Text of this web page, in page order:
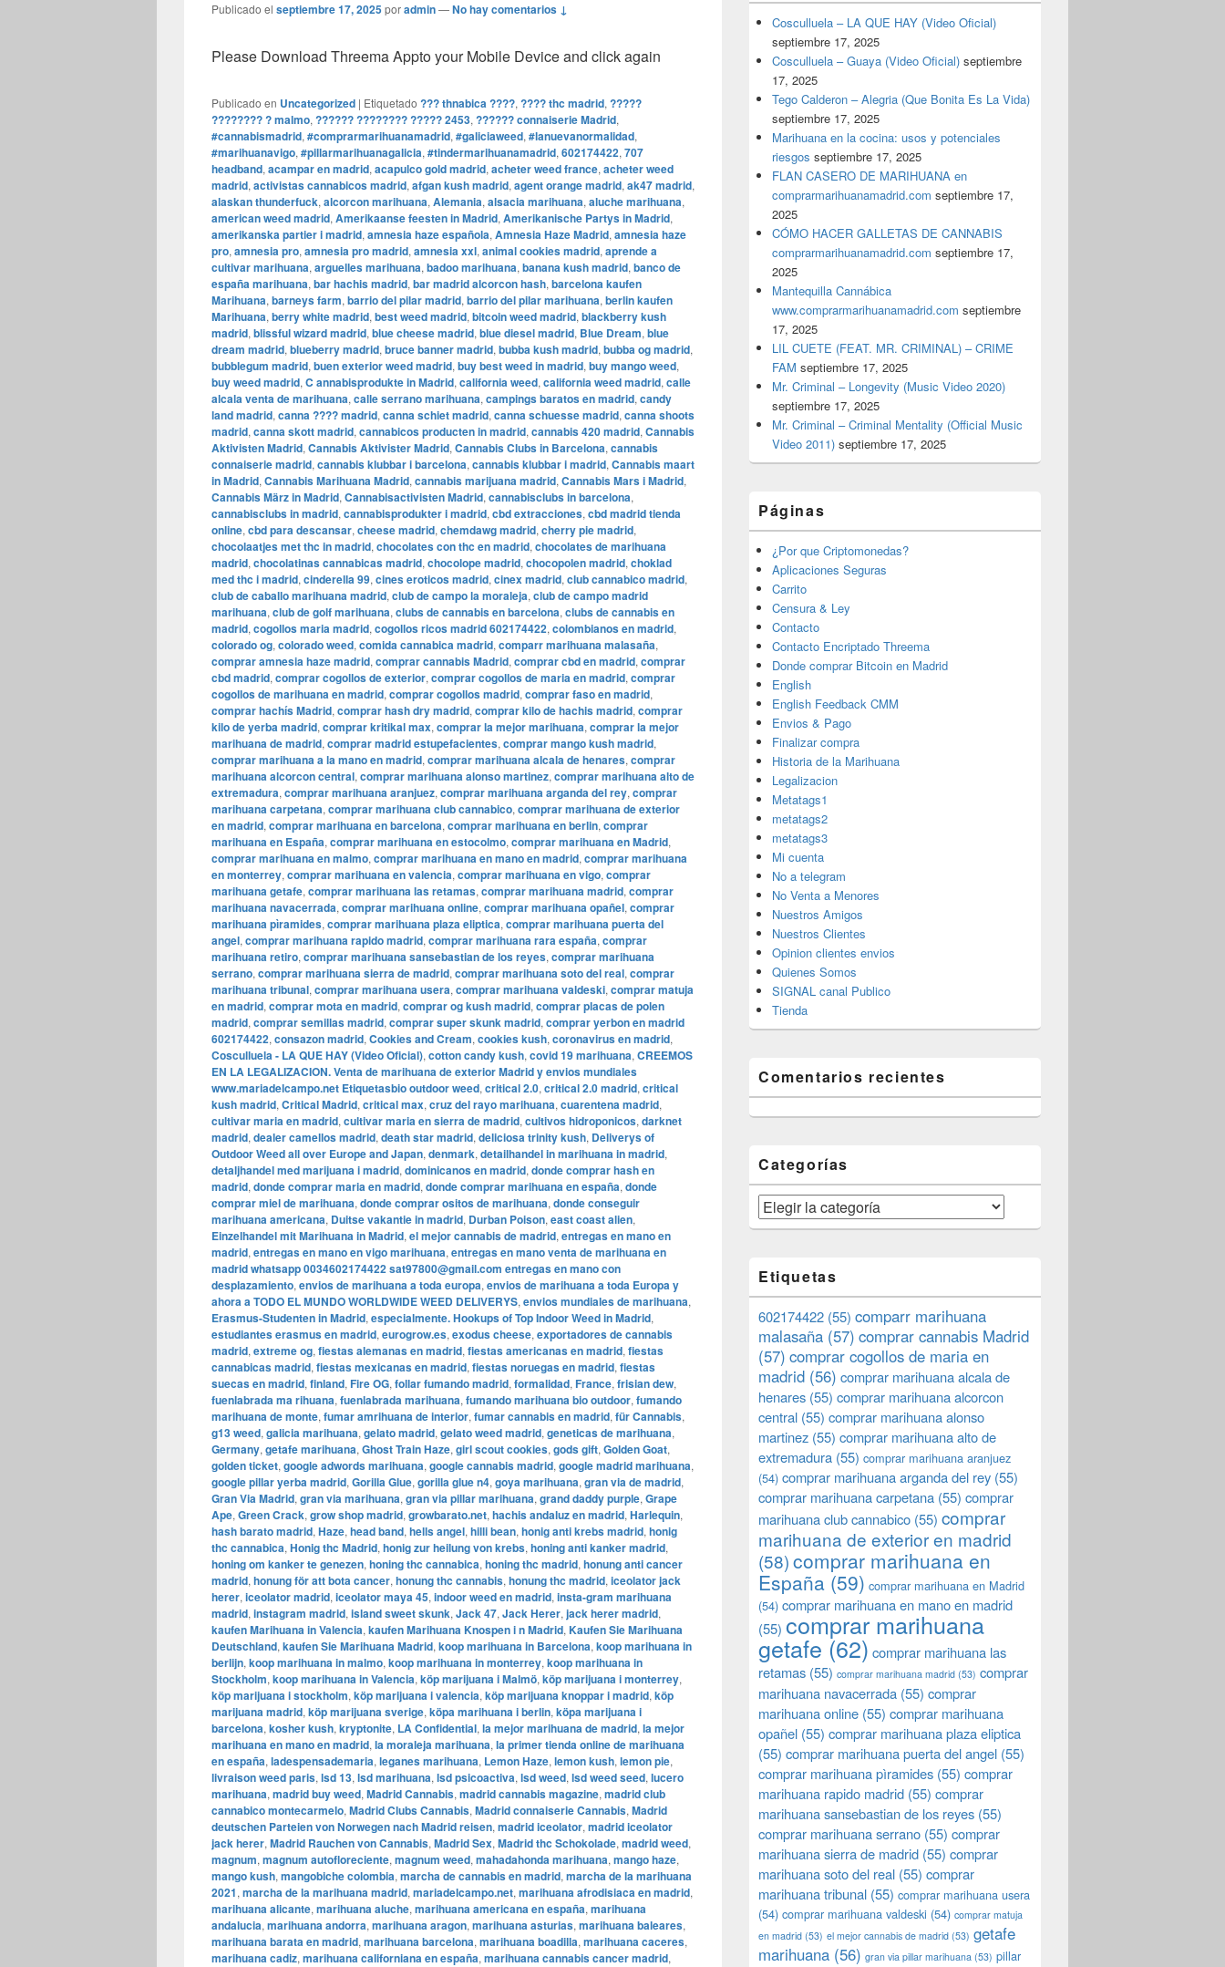
Publicado el septiembre 17, 2025poradmin—No hay comentarios ↓
Please Download Threema Appto your Mobile Device and click again
Publicado en Uncategorized | Etiquetado ??? thnabica ????, ???? thc madrid, ?????
???????? ? malmo, ?????? ???????? ????? 2453, ?????? connaiserie Madrid,
#cannabismadrid, #comprarmarihuanamadrid, #galiciaweed, #lanuevanormalidad,
#marihuanavigo, #pillarmarihuanagalicia, #tindermarihuanamadrid, 602174422, 707
headband, acampar en madrid, acapulco gold madrid, acheter weed france, acheter weed
madrid, activistas cannabicos madrid, afgan kush madrid, agent orange madrid, ak47 madrid,
alaskan thunderfuck, alcorcon marihuana, Alemania, alsacia marihuana, aluche marihuana,
american weed madrid, Amerikaanse feesten in Madrid, Amerikanische Partys in Madrid,
amerikanska partier i madrid, amnesia haze española, Amnesia Haze Madrid, amnesia haze
pro, amnesia pro, amnesia pro madrid, amnesia xxl, animal cookies madrid, aprende a
cultivar marihuana, arguelles marihuana, badoo marihuana, banana kush madrid, banco de
españa marihuana, bar hachis madrid, bar madrid alcorcon hash, barcelona kaufen
Marihuana, barneys farm, barrio del pilar madrid, barrio del pilar marihuana, berlin kaufen
Marihuana, berry white madrid, best weed madrid, bitcoin weed madrid, blackberry kush
madrid, blissful wizard madrid, blue cheese madrid, blue diesel madrid, Blue Dream, blue
dream madrid, blueberry madrid, bruce banner madrid, bubba kush madrid, bubba og madrid,
bubblegum madrid, buen exterior weed madrid, buy best weed in madrid, buy mango weed,
buy weed madrid, C annabisprodukte in Madrid, california weed, california weed madrid, calle
alcala venta de marihuana, calle serrano marihuana, campings baratos en madrid, candy
land madrid, canna ???? madrid, canna schiet madrid, canna schuesse madrid, canna shoots
madrid, canna skott madrid, cannabicos producten in madrid, cannabis 420 madrid, Cannabis
Aktivisten Madrid, Cannabis Aktivister Madrid, Cannabis Clubs in Barcelona, cannabis
connaiserie madrid, cannabis klubbar i barcelona, cannabis klubbar i madrid, Cannabis maart
in Madrid, Cannabis Marihuana Madrid, cannabis marijuana madrid, Cannabis Mars i Madrid,
Cannabis März in Madrid, Cannabisactivisten Madrid, cannabisclubs in barcelona,
cannabisclubs in madrid, cannabisprodukter i madrid, cbd extracciones, cbd madrid tienda
online, cbd para descansar, cheese madrid, chemdawg madrid, cherry pie madrid,
chocolaatjes met thc in madrid, chocolates con thc en madrid, chocolates de marihuana
madrid, chocolatinas cannabicas madrid, chocolope madrid, chocopolen madrid, choklad
med thc i madrid, cinderella 99, cines eroticos madrid, cinex madrid, club cannabico madrid,
club de caballo marihuana madrid, club de campo la moraleja, club de campo madrid
marihuana, club de golf marihuana, clubs de cannabis en barcelona, clubs de cannabis en
madrid, cogollos maria madrid, cogollos ricos madrid 602174422, colombianos en madrid,
colorado og, colorado weed, comida cannabica madrid, comparr marihuana malasaña,
comprar amnesia haze madrid, comprar cannabis Madrid, comprar cbd en madrid, comprar
cbd madrid, comprar cogollos de exterior, comprar cogollos de maria en madrid, comprar
cogollos de marihuana en madrid, comprar cogollos madrid, comprar faso en madrid,
comprar hachís Madrid, comprar hash dry madrid, comprar kilo de hachis madrid, comprar
kilo de yerba madrid, comprar kritikal max, comprar la mejor marihuana, comprar la mejor
marihuana de madrid, comprar madrid estupefacientes, comprar mango kush madrid,
comprar marihuana a la mano en madrid, comprar marihuana alcala de henares, comprar
marihuana alcorcon central, comprar marihuana alonso martinez, comprar marihuana alto de
extremadura, comprar marihuana aranjuez, comprar marihuana arganda del rey, comprar
marihuana carpetana, comprar marihuana club cannabico, comprar marihuana de exterior
en madrid, comprar marihuana en barcelona, comprar marihuana en berlin, comprar
marihuana en España, comprar marihuana en estocolmo, comprar marihuana en Madrid,
comprar marihuana en malmo, comprar marihuana en mano en madrid, comprar marihuana
en monterrey, comprar marihuana en valencia, comprar marihuana en vigo, comprar
marihuana getafe, comprar marihuana las retamas, comprar marihuana madrid, comprar
marihuana navacerrada, comprar marihuana online, comprar marihuana opañel, comprar
marihuana pìramides, comprar marihuana plaza eliptica, comprar marihuana puerta del
angel, comprar marihuana rapido madrid, comprar marihuana rara españa, comprar
marihuana retiro, comprar marihuana sansebastian de los reyes, comprar marihuana
serrano, comprar marihuana sierra de madrid, comprar marihuana soto del real, comprar
marihuana tribunal, comprar marihuana usera, comprar marihuana valdeski, comprar matuja
en madrid, comprar mota en madrid, comprar og kush madrid, comprar placas de polen
madrid, comprar semillas madrid, comprar super skunk madrid, comprar yerbon en madrid
602174422, consazon madrid, Cookies and Cream, cookies kush, coronavirus en madrid,
Cosculluela - LA QUE HAY (Video Oficial), cotton candy kush, covid 19 marihuana, CREEMOS
EN LA LEGALIZACION. Venta de marihuana de exterior Madrid y envios mundiales
www.mariadelcampo.net Etiquetasbio outdoor weed, critical 2.0, critical 2.0 madrid, critical
kush madrid, Critical Madrid, critical max, cruz del rayo marihuana, cuarentena madrid,
cultivar maria en madrid, cultivar maria en sierra de madrid, cultivos hidroponicos, darknet
madrid, dealer camellos madrid, death star madrid, deliciosa trinity kush, Deliverys of
Outdoor Weed all over Europe and Japan, denmark, detailhandel in marihuana in madrid,
detaljhandel med marijuana i madrid, dominicanos en madrid, donde comprar hash en
madrid, donde comprar maria en madrid, donde comprar marihuana en españa, donde
comprar miel de marihuana, donde comprar ositos de marihuana, donde conseguir
marihuana americana, Duitse vakantie in madrid, Durban Poison, east coast alien,
Einzelhandel mit Marihuana in Madrid, el mejor cannabis de madrid, entregas en mano en
madrid, entregas en mano en vigo marihuana, entregas en mano venta de marihuana en
madrid whatsapp 0034602174422 sat97800@gmail.com entregas en mano con
desplazamiento, envios de marihuana a toda europa, envios de marihuana a toda Europa y
ahora a TODO EL MUNDO WORLDWIDE WEED DELIVERYS, envios mundiales de marihuana,
Erasmus-Studenten in Madrid, especialmente. Hookups of Top Indoor Weed in Madrid,
estudiantes erasmus en madrid, eurogrow.es, exodus cheese, exportadores de cannabis
madrid, extreme og, fiestas alemanas en madrid, fiestas americanas en madrid, fiestas
cannabicas madrid, fiestas mexicanas en madrid, fiestas noruegas en madrid, fiestas
suecas en madrid, finland, Fire OG, follar fumando madrid, formalidad, France, frisian dew,
fuenlabrada ma rihuana, fuenlabrada marihuana, fumando marihuana bio outdoor, fumando
marihuana de monte, fumar amrihuana de interior, fumar cannabis en madrid, für Cannabis,
g13 weed, galicia marihuana, gelato madrid, gelato weed madrid, geneticas de marihuana,
Germany, getafe marihuana, Ghost Train Haze, girl scout cookies, gods gift, Golden Goat,
golden ticket, google adwords marihuana, google cannabis madrid, google madrid marihuana,
google pillar yerba madrid, Gorilla Glue, gorilla glue n4, goya marihuana, gran via de madrid,
Gran Via Madrid, gran via marihuana, gran via pillar marihuana, grand daddy purple, Grape
Ape, Green Crack, grow shop madrid, growbarato.net, hachis andaluz en madrid, Harlequin,
hash barato madrid, Haze, head band, hells angel, hilli bean, honig anti krebs madrid, honig
thc cannabica, Honig thc Madrid, honig zur heilung von krebs, honing anti kanker madrid,
honing om kanker te genezen, honing thc cannabica, honing thc madrid, honung anti cancer
madrid, honung för att bota cancer, honung thc cannabis, honung thc madrid, iceolator jack
herer, iceolator madrid, iceolator maya 45, indoor weed en madrid, insta-gram marihuana
madrid, instagram madrid, island sweet skunk, Jack 47, Jack Herer, jack herer madrid,
kaufen Marihuana in Valencia, kaufen Marihuana Knospen i n Madrid, Kaufen Sie Marihuana
Deutschland, kaufen Sie Marihuana Madrid, koop marihuana in Barcelona, koop marihuana in
berlijn, koop marihuana in malmo, koop marihuana in monterrey, koop marihuana in
Stockholm, ​​koop marihuana in Valencia, köp marijuana i Malmö, köp marijuana i monterrey,
köp marijuana i stockholm, ​​köp marijuana i valencia, köp marijuana knoppar i madrid, köp
marijuana madrid, köp marijuana sverige, köpa marihuana i berlin, köpa marijuana i
barcelona, kosher kush, kryptonite, LA Confidential, la mejor marihuana de madrid, la mejor
marihuana en mano en madrid, la moraleja marihuana, la primer tienda online de marihuana
en españa, ladespensademaria, leganes marihuana, Lemon Haze, lemon kush, lemon pie,
livraison weed paris, lsd 13, lsd marihuana, lsd psicoactiva, lsd weed, lsd weed seed, lucero
marihuana, madrid buy weed, Madrid Cannabis, madrid cannabis magazine, madrid club
cannabico montecarmelo, Madrid Clubs Cannabis, Madrid connaiserie Cannabis, Madrid
deutschen Parteien von Norwegen nach Madrid reisen, madrid iceolator, madrid iceolator
jack herer, Madrid Rauchen von Cannabis, Madrid Sex, Madrid thc Schokolade, madrid weed,
magnum, magnum autofloreciente, magnum weed, mahadahonda marihuana, mango haze,
mango kush, mangobiche colombia, marcha de cannabis en madrid, marcha de la marihuana
2021, marcha de la marihuana madrid, mariadelcampo.net, marihuana afrodisiaca en madrid,
marihuana alicante, marihuana aluche, marihuana americana en españa, marihuana
andalucia, marihuana andorra, marihuana aragon, marihuana asturias, marihuana baleares,
marihuana barata en madrid, marihuana barcelona, marihuana boadilla, marihuana caceres,
marihuana cadiz, marihuana californiana en españa, marihuana cannabis cancer madrid,
Cosculluela – LA QUE HAY (Video Oficial)
septiembre 17, 2025
Cosculluela – Guaya (Video Oficial) septiembre
17, 2025
Tego Calderon – Alegria (Que Bonita Es La Vida)
septiembre 17, 2025
Marihuana en la cocina: usos y potenciales
riesgos septiembre 17, 2025
FLAN CASERO DE MARIHUANA en
comprarmarihuanamadrid.com septiembre 17,
2025
CÓMO HACER GALLETAS DE CANNABIS
comprarmarihuanamadrid.com septiembre 17,
2025
Mantequilla Cannábica
www.comprarmarihuanamadrid.com septiembre
17, 2025
LIL CUETE (FEAT. MR. CRIMINAL) – CRIME
FAM septiembre 17, 2025
Mr. Criminal – Longevity (Music Video 2020)
septiembre 17, 2025
Mr. Criminal – Criminal Mentality (Official Music
Video 2011) septiembre 17, 2025
Páginas
¿Por que Criptomonedas?
Aplicaciones Seguras
Carrito
Censura & Ley
Contacto
Contacto Encriptado Threema
Donde comprar Bitcoin en Madrid
English
English Feedback CMM
Envios & Pago
Finalizar compra
Historia de la Marihuana
Legalizacion
Metatags1
metatags2
metatags3
Mi cuenta
No a telegram
No Venta a Menores
Nuestros Amigos
Nuestros Clientes
Opinion clientes envios
Quienes Somos
SIGNAL canal Publico
Tienda
Comentarios recientes
Categorías
Categorías
Etiquetas
602174422 (55) comparr marihuana
malasaña (57) comprar cannabis Madrid
(57) comprar cogollos de maria en
madrid (56) comprar marihuana alcala de
henares (55) comprar marihuana alcorcon
central (55) comprar marihuana alonso
martinez (55) comprar marihuana alto de
extremadura (55) comprar marihuana aranjuez
(54) comprar marihuana arganda del rey (55)
comprar marihuana carpetana (55) comprar
marihuana club cannabico (55) comprar
marihuana de exterior en madrid
(58)comprar marihuana en
España (59) comprar marihuana en Madrid
(54) comprar marihuana en mano en madrid
(55) comprar marihuana
getafe (62) comprar marihuana las
retamas (55) comprar marihuana madrid (53) comprar
marihuana navacerrada (55) comprar
marihuana online (55) comprar marihuana
opañel (55) comprar marihuana plaza eliptica
(55) comprar marihuana puerta del angel (55)
comprar marihuana pìramides (55) comprar
marihuana rapido madrid (55) comprar
marihuana sansebastian de los reyes (55)
comprar marihuana serrano (55) comprar
marihuana sierra de madrid (55) comprar
marihuana soto del real (55) comprar
marihuana tribunal (55) comprar marihuana usera
(54) comprar marihuana valdeski (54) comprar matuja
en madrid (53) el mejor cannabis de madrid (53) getafe
marihuana (56) gran via pillar marihuana (53) pillar